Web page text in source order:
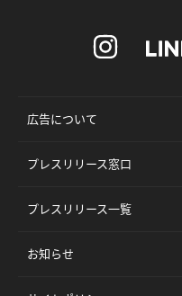
広告について
プレスリリース窓口
プレスリリース一覧
お知らせ